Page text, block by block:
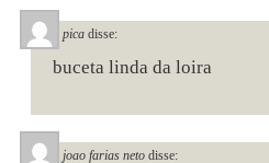
pica disse:
buceta linda da loira
joao farias neto disse: